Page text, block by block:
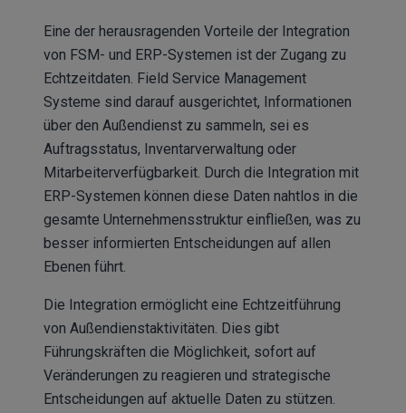
Eine der herausragenden Vorteile der Integration
von FSM- und ERP-Systemen ist der Zugang zu
Echtzeitdaten. Field Service Management
Systeme sind darauf ausgerichtet, Informationen
über den Außendienst zu sammeln, sei es
Auftragsstatus, Inventarverwaltung oder
Mitarbeiterverfügbarkeit. Durch die Integration mit
ERP-Systemen können diese Daten nahtlos in die
gesamte Unternehmensstruktur einfließen, was zu
besser informierten Entscheidungen auf allen
Ebenen führt.
Die Integration ermöglicht eine Echtzeitführung
von Außendienstaktivitäten. Dies gibt
Führungskräften die Möglichkeit, sofort auf
Veränderungen zu reagieren und strategische
Entscheidungen auf aktuelle Daten zu stützen.